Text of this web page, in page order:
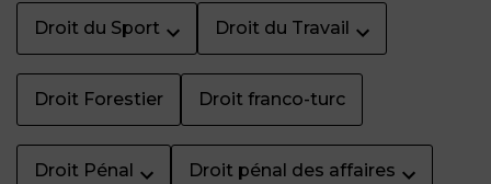
Droit du Sport Droit du Travail
Droit Forestier Droit franco-turc
Droit Pénal Droit pénal des affaires